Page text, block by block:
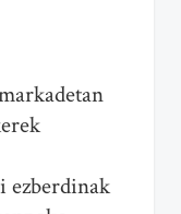
ezberdinak